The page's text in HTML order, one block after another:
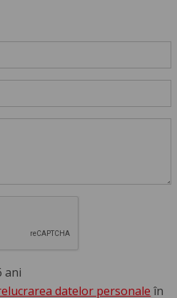
ani
datelor personale în